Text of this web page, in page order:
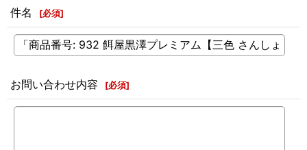
件名 [必須]
お問い合わせ内容 [必須]